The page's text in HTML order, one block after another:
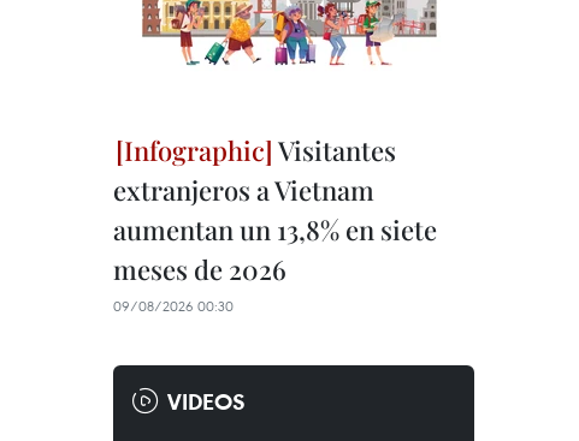
Visitantes
extranjeros a Vietnam
aumentan un 13,8% en siete
meses de 2026
09/08/2026 00:30
VIDEOS